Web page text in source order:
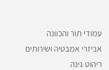
עמודי תור והכוונה
אביזרי אמבטיה ושירותים
ריהוט גינה